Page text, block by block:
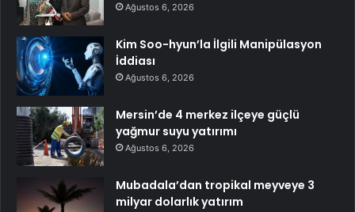
Ağustos 6, 2026
Kim Soo-hyun’la İlgili Manipülasyon
İddiası
Ağustos 6, 2026
Mersin’de 4 merkez ilçeye güçlü
yağmur suyu yatırımı
Ağustos 6, 2026
Mubadala’dan tropikal meyveye 3
milyar dolarlık yatırım